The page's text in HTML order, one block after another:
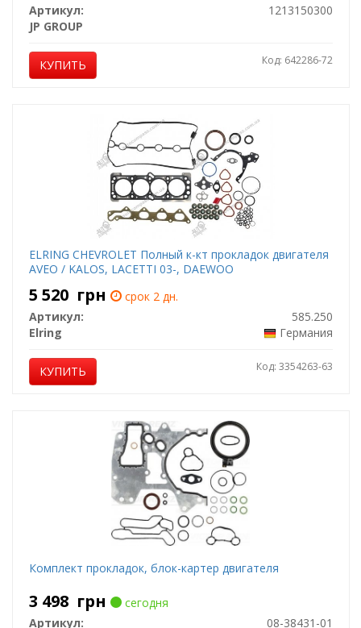
Артикул:
1213150300
JP GROUP
КУПИТЬ Код: 642286-72
ELRING CHEVROLET Полный к-кт прокладок двигателя
AVEO / KALOS, LACETTI 03-, DAEWOO
5 520 грн
срок 2 дн.
Артикул:
585.250
Elring
Германия
КУПИТЬ Код: 3354263-63
Комплект прокладок, блок-картер двигателя
3 498 грн
сегодня
Артикул:
08-38431-01